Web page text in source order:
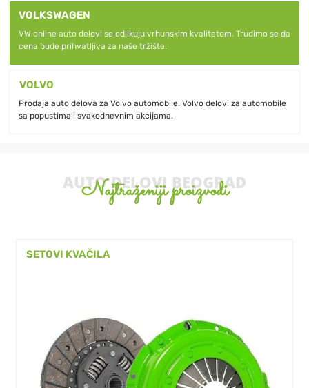
VOLKSWAGEN
VW online auto delovi se odlikuju vrhunskim kvalitetom. Trudimo se da
cena bude prihvatljiva za naše tržište.
VOLVO
Prodaja auto delova za Volvo automobile. Volvo delovi za automobile
sa popustima i svakodnevnim akcijama.
AUTO DELOVI BEOGRAD
Najtraženiji proizvodi
SETOVI KVAČILA